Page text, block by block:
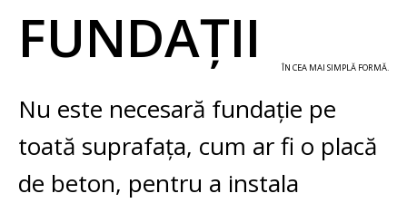
FUNDAȚII ÎN CEA MAI SIMPLĂ FORMĂ.
Nu este necesară fundație pe
toată suprafața, cum ar fi o placă
de beton, pentru a instala